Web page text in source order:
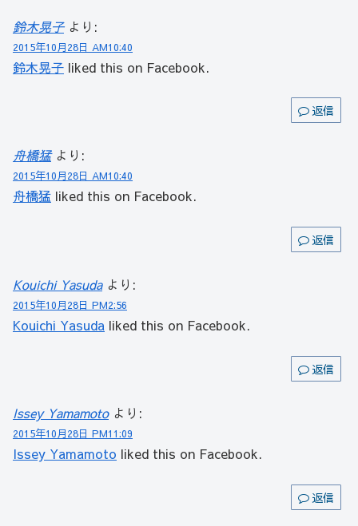
鈴木晃子 より:
2015年10月28日 AM10:40
鈴木晃子 liked this on Facebook.
返信
舟橋猛 より:
2015年10月28日 AM10:40
舟橋猛 liked this on Facebook.
返信
Kouichi Yasuda より:
2015年10月28日 PM2:56
Kouichi Yasuda liked this on Facebook.
返信
Issey Yamamoto より:
2015年10月28日 PM11:09
Issey Yamamoto liked this on Facebook.
返信